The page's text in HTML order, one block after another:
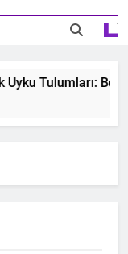
Uyku Tulumları: